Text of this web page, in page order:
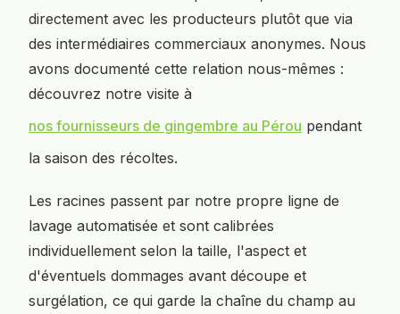
directement avec les producteurs plutôt que via
des intermédiaires commerciaux anonymes. Nous
avons documenté cette relation nous-mêmes :
découvrez notre visite à
nos fournisseurs de gingembre au Pérou pendant
la saison des récoltes.
Les racines passent par notre propre ligne de
lavage automatisée et sont calibrées
individuellement selon la taille, l'aspect et
d'éventuels dommages avant découpe et
surgélation, ce qui garde la chaîne du champ au